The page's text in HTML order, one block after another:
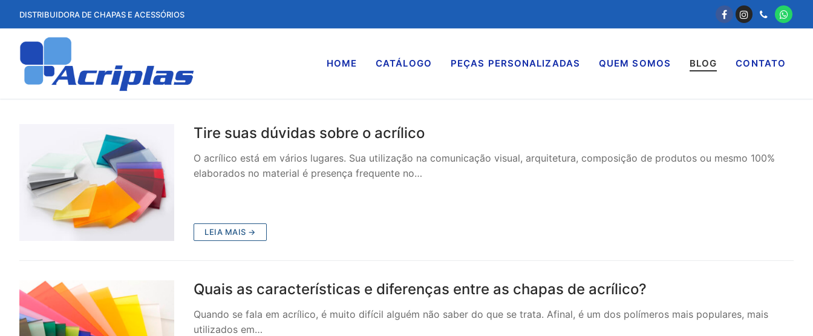
DISTRIBUIDORA DE CHAPAS E ACESSÓRIOS
HOME CATÁLOGO PEÇAS PERSONALIZADAS QUEM SOMOS BLOG CONTATO
Tire suas dúvidas sobre o acrílico
O acrílico está em vários lugares. Sua utilização na comunicação visual, arquitetura, composição de produtos ou mesmo 100%
elaborados no material é presença frequente no…
LEIA MAIS →
Quais as características e diferenças entre as chapas de acrílico?
Quando se fala em acrílico, é muito difícil alguém não saber do que se trata. Afinal, é um dos polímeros mais populares, mais
utilizados em…